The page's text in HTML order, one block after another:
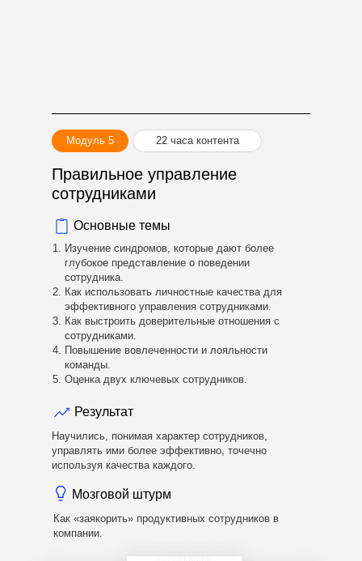
Модуль 5 22 часа контента
Правильное управление
сотрудниками
Основные темы
Изучение синдромов, которые дают более
глубокое представление о поведении
сотрудника.
Как использовать личностные качества для
эффективного управления сотрудниками.
Как выстроить доверительные отношения с
сотрудниками.
Повышение вовлеченности и лояльности
команды.
Оценка двух ключевых сотрудников.
Результат
Научились, понимая характер сотрудников,
управлять ими более эффективно, точечно
используя качества каждого.
Мозговой штурм
Как «заякорить» продуктивных сотрудников в
компании.